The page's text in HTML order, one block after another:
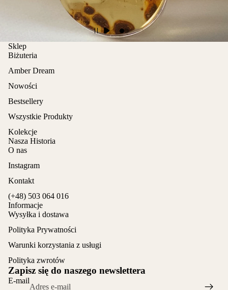
Sklep
Biżuteria
Amber Dream
Nowości
Bestsellery
Wszystkie Produkty
Kolekcje
Nasza Historia
O nas
Instagram
Kontakt
(+48) 503 064 016
Informacje
Wysyłka i dostawa
Polityka Prywatności
Warunki korzystania z usługi
Polityka zwrotów
Zapisz się do naszego newslettera
E-mail